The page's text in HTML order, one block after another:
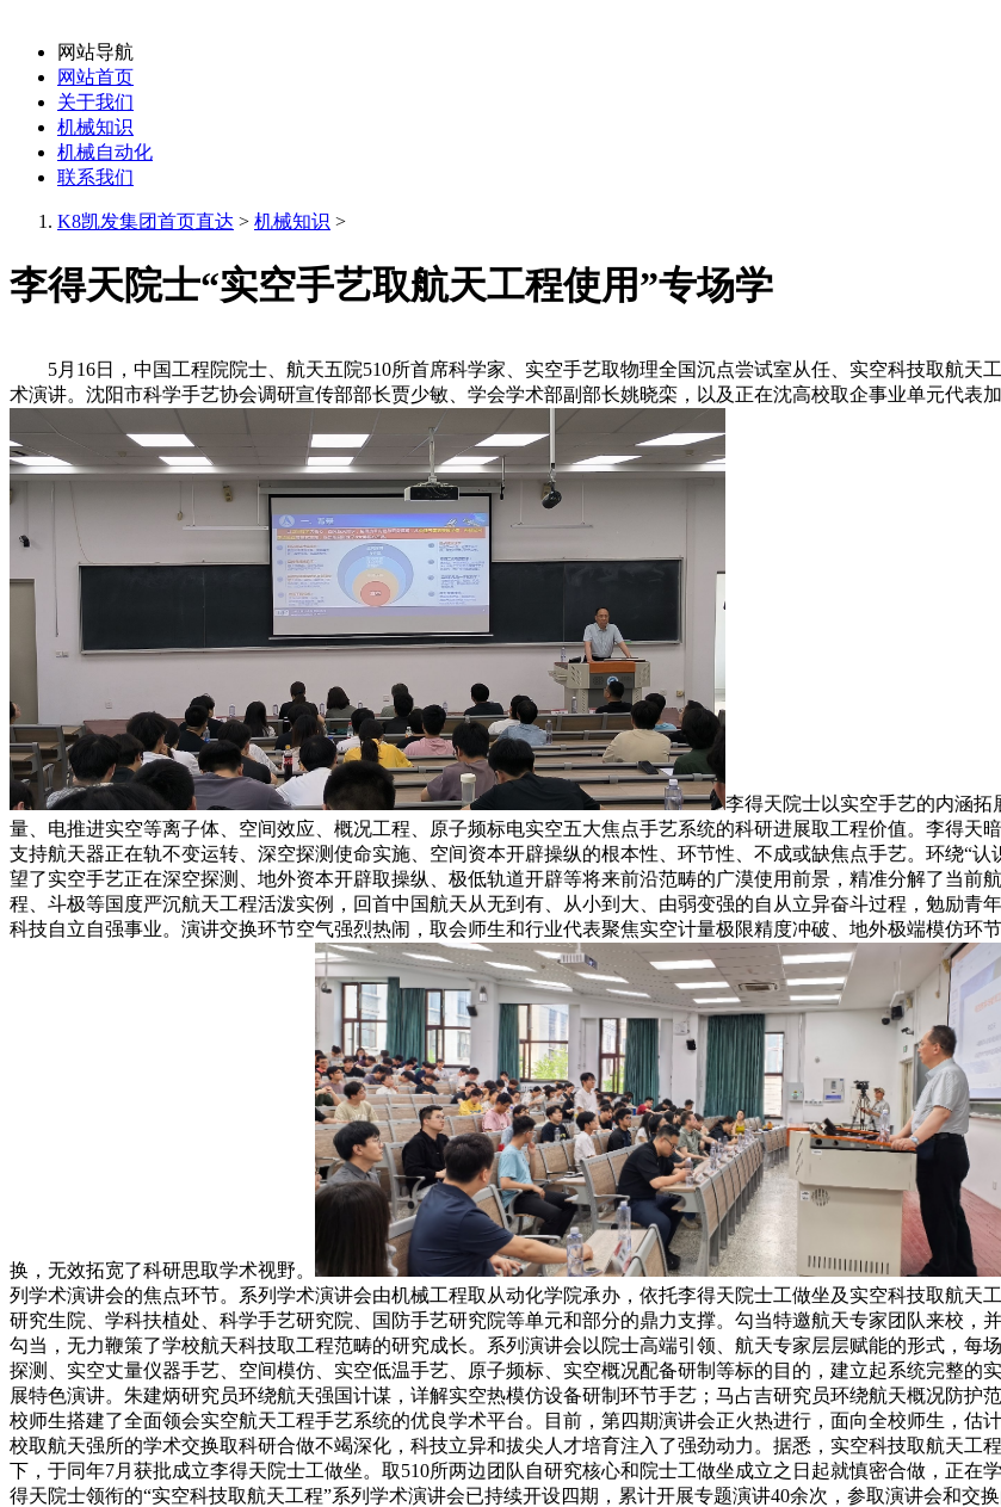
网站导航
网站首页
关于我们
机械知识
机械自动化
联系我们
K8凯发集团首页直达 > 机械知识 >
李得天院士“实空手艺取航天工程使用”专场学
5月16日，中国工程院院士、航天五院510所首席科学家、实空手艺取物理全国沉点尝试室从任、实空科技取航天
术演讲。沈阳市科学手艺协会调研宣传部部长贾少敏、学会学术部副部长姚晓栾，以及正在沈高校取企事业单元代表加
李得天院士以实空手艺的内涵
量、电推进实空等离子体、空间效应、概况工程、原子频标电实空五大焦点手艺系统的科研进展取工程价值。李得天
支持航天器正在轨不变运转、深空探测使命实施、空间资本开辟操纵的根本性、环节性、不成或缺焦点手艺。环绕“
望了实空手艺正在深空探测、地外资本开辟取操纵、极低轨道开辟等将来前沿范畴的广漠使用前景，精准分解了当前
程、斗极等国度严沉航天工程活泼实例，回首中国航天从无到有、从小到大、由弱变强的自从立异奋斗过程，勉励青
科技自立自强事业。演讲交换环节空气强烈热闹，取会师生和行业代表聚焦实空计量极限精度冲破、地外极端模仿环
换，无效拓宽了科研思取学术视野。
列学术演讲会的焦点环节。系列学术演讲会由机械工程取从动化学院承办，依托李得天院士工做坐及实空科技取航天
研究生院、学科扶植处、科学手艺研究院、国防手艺研究院等单元和部分的鼎力支撑。勾当特邀航天专家团队来校，
勾当，无力鞭策了学校航天科技取工程范畴的研究成长。系列演讲会以院士高端引领、航天专家层层赋能的形式，每
探测、实空丈量仪器手艺、空间模仿、实空低温手艺、原子频标、实空概况配备研制等标的目的，建立起系统完整
展特色演讲。朱建炳研究员环绕航天强国计谋，详解实空热模仿设备研制环节手艺；马占吉研究员环绕航天概况防护
校师生搭建了全面领会实空航天工程手艺系统的优良学术平台。目前，第四期演讲会正火热进行，面向全校师生，估
校取航天强所的学术交换取科研合做不竭深化，科技立异和拔尖人才培育注入了强劲动力。据悉，实空科技取航天工
下，于同年7月获批成立李得天院士工做坐。取510所两边团队自研究核心和院士工做坐成立之日起就慎密合做，正
得天院士领衔的“实空科技取航天工程”系列学术演讲会已持续开设四期，累计开展专题演讲40余次，参取演讲会和交